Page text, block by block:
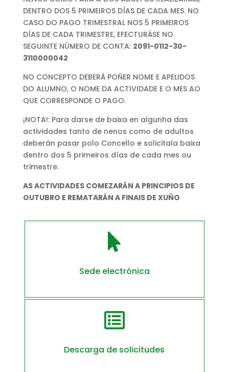
DENTRO DOS 5 PRIMEIROS DÍAS DE CADA MES. NO
CASO DO PAGO TRIMESTRAL NOS 5 PRIMEIROS
DÍAS DE CADA TRIMESTRE, EFECTURÁSE NO
SEGUINTE NÚMERO DE CONTA: 2091-0112-30-
3110000042
NO CONCEPTO DEBERÁ POÑER NOME E APELIDOS
DO ALUMNO, O NOME DA ACTIVIDADE E O MES AO
QUE CORRESPONDE O PAGO.
¡NOTA!: Para darse de baixa en algunha das
actividades tanto de nenos como de adultos
deberán pasar polo Concello e solicitala baixa
dentro dos 5 primeiros días de cada mes ou
trimestre.
AS ACTIVIDADES COMEZARÁN A PRINCIPIOS DE
OUTUBRO E REMATARÁN A FINAIS DE XUÑO

Sede electrónica

Descarga de solicitudes